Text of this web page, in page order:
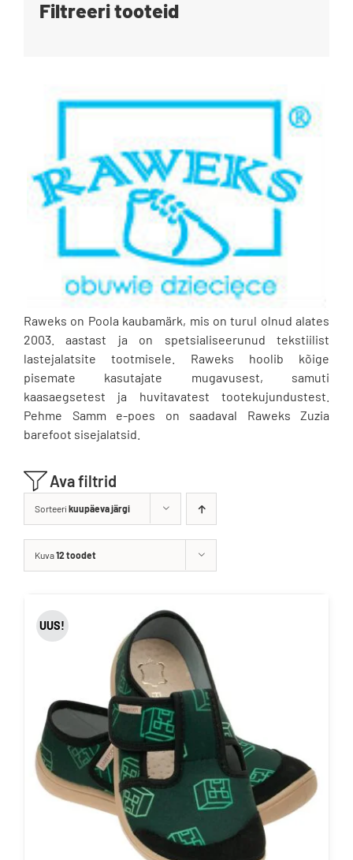
Brändid
Raweks on Poola kaubamärk, mis on turul olnud alates
2003. aastast ja on spetsialiseerunud tekstiilist
lastejalatsite tootmisele. Raweks hoolib kõige
pisemate kasutajate mugavusest, samuti
kaasaegsetest ja huvitavatest tootekujundustest.
Pehme Samm e-poes on saadaval Raweks Zuzia
barefoot sisejalatsid.
Ava filtrid
Sorteeri kuupäeva järgi
Kuva12 toodet
UUS!
Filtreeri tooteid